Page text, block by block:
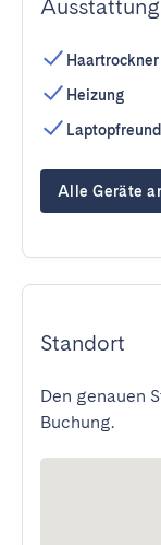
Ausstattung
Haartrockner
Heizung
Alle Geräte
Standort
Den genauen
Buchung.